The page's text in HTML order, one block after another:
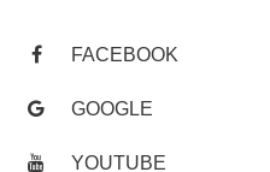
FACEBOOK
GOOGLE
YOUTUBE